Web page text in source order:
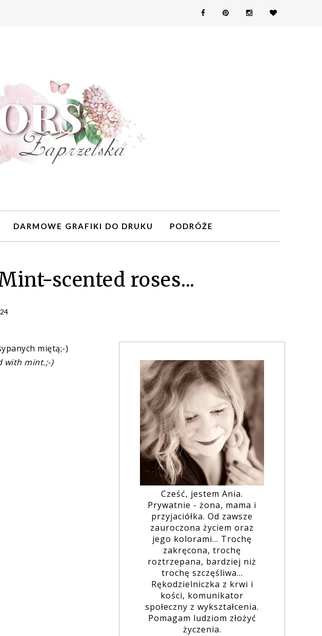
DARMOWE GRAFIKI DO DRUKU PODRÓŻE
scented roses...
24
miętą;-)
with mint.;-)
Cześć, jestem Ania.
Prywatnie - żona, mama i
przyjaciółka. Od zawsze
zauroczona życiem oraz
jego kolorami... Trochę
zakręcona, trochę
roztrzepana, bardziej niż
trochę szczęśliwa...
Rękodzielniczka z krwi i
kości, komunikator
społeczny z wykształcenia.
Pomagam ludziom złożyć
życzenia.